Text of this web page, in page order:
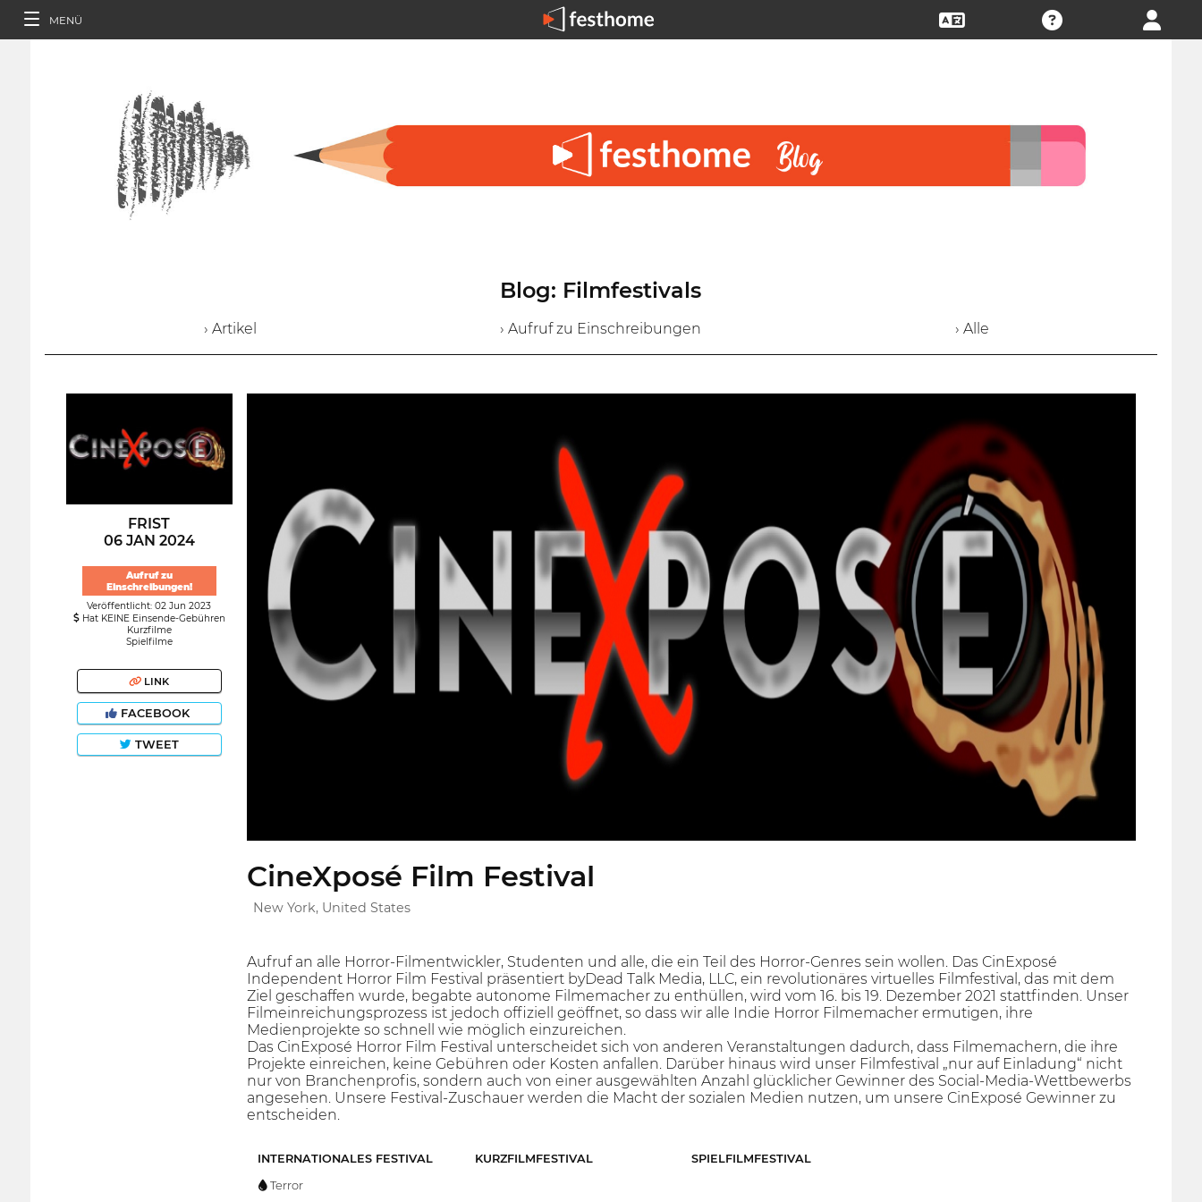
MENÜ
Blog: Filmfestivals
› Artikel › Aufruf zu Einschreibungen › Alle
FRIST
06 JAN 2024
Aufruf zu
Einschreibungen!
Veröffentlicht: 02 Jun 2023
Hat KEINE Einsende-Gebühren
Kurzfilme
Spielfilme
LINK
FACEBOOK
TWEET
CineXposé Film Festival
New York, United States
Aufruf an alle Horror-Filmentwickler, Studenten und alle, die ein Teil des Horror-Genres sein wollen. Das CinExposé
Independent Horror Film Festival präsentiert byDead Talk Media, LLC, ein revolutionäres virtuelles Filmfestival, das mit dem
Ziel geschaffen wurde, begabte autonome Filmemacher zu enthüllen, wird vom 16. bis 19. Dezember 2021 stattfinden. Unser
Filmeinreichungsprozess ist jedoch offiziell geöffnet, so dass wir alle Indie Horror Filmemacher ermutigen, ihre
Medienprojekte so schnell wie möglich einzureichen.
Das CinExposé Horror Film Festival unterscheidet sich von anderen Veranstaltungen dadurch, dass Filmemachern, die ihre
Projekte einreichen, keine Gebühren oder Kosten anfallen. Darüber hinaus wird unser Filmfestival „nur auf Einladung“ nicht
nur von Branchenprofis, sondern auch von einer ausgewählten Anzahl glücklicher Gewinner des Social-Media-Wettbewerbs
angesehen. Unsere Festival-Zuschauer werden die Macht der sozialen Medien nutzen, um unsere CinExposé Gewinner zu
entscheiden.
INTERNATIONALES FESTIVAL KURZFILMFESTIVAL SPIELFILMFESTIVAL
Terror